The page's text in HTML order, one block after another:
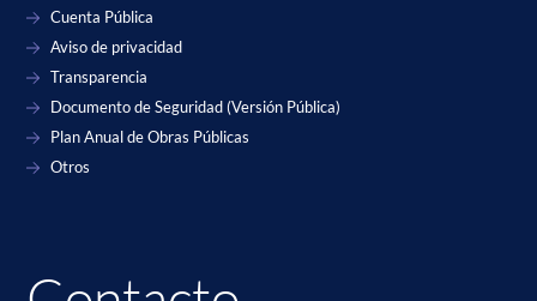
Cuenta Pública
Aviso de privacidad
Transparencia
Documento de Seguridad (Versión Pública)
Plan Anual de Obras Públicas
Otros